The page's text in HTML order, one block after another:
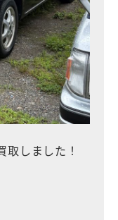
しました！